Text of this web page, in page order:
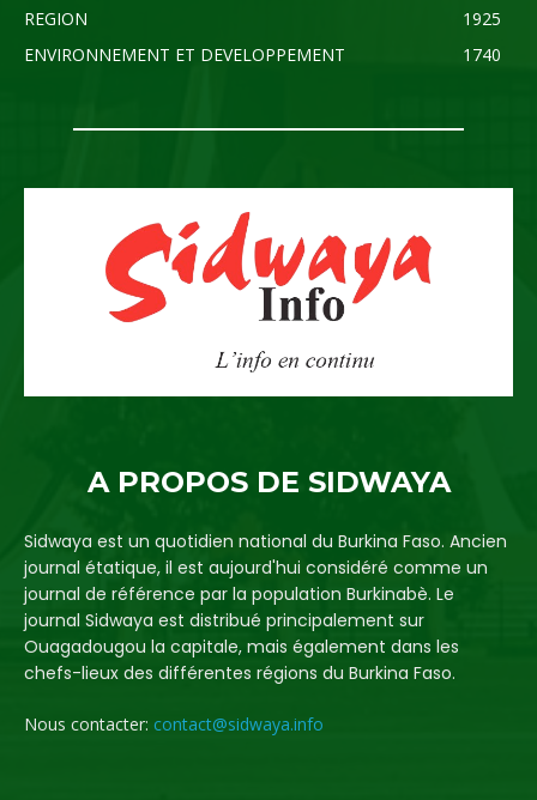
REGION
1925
ENVIRONNEMENT ET DEVELOPPEMENT
1740
A PROPOS DE SIDWAYA
Sidwaya est un quotidien national du Burkina Faso. Ancien
journal étatique, il est aujourd'hui considéré comme un
journal de référence par la population Burkinabè. Le
journal Sidwaya est distribué principalement sur
Ouagadougou la capitale, mais également dans les
chefs-lieux des différentes régions du Burkina Faso.
Nous contacter: contact@sidwaya.info